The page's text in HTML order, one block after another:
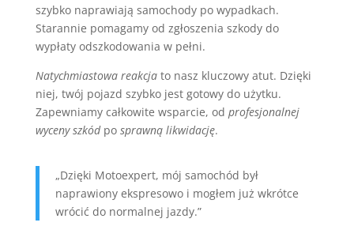
szybko naprawiają samochody po wypadkach.
Starannie pomagamy od zgłoszenia szkody do
wypłaty odszkodowania w pełni.
Natychmiastowa reakcjato nasz kluczowy atut. Dzięki
niej, twój pojazd szybko jest gotowy do użytku.
Zapewniamy całkowite wsparcie, od profesjonalnej
wyceny szkódpo sprawną likwidację.
„Dzięki Motoexpert, mój samochód był
naprawiony ekspresowo i mogłem już wkrótce
wrócić do normalnej jazdy.”